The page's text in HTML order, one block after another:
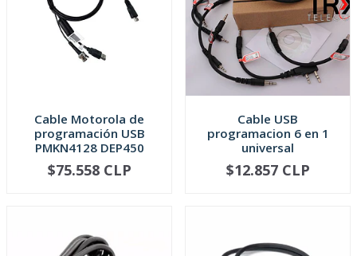
Cable Motorola de
programación USB
PMKN4128 DEP450
+
$75.558 CLP
Cable USB
programacion 6 en 1
universal
+
$12.857 CLP